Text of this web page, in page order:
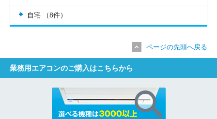
自宅 （8件）
ページの先頭へ戻る
業務用エアコンのご購入はこちらから